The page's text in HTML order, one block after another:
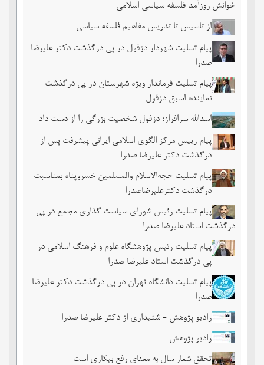
خوانش روزآمد فلسفه سیاسی اسلامی
از تاسیس تا تدریس مفاهیم فلسفه سیاسی
پیام تسلیت شهردار دزفول در پی درگذشت دکتر علیرضا
صدرا
پیام تسلیت فرماندار ویژه شهرستان در پی درگذشت
نماینده اسبق دزفول
اسدالله سرافراز؛ دزفول شخصیت بزرگی را از دست داد
پیام رییس مرکز الگوی اسلامی ایرانی پیشرفت پس از
درگذشت دکتر علیرضا صدرا
پیام تسلیت حجه‌الاسلام والمسلمین خسروپناه بمناسبت
درگذشت دکترعلیرضاصدرا
پیام تسلیت رئیس شورای سیاست گذاری مجمع در پی
درگذشت استاد علیرضا صدرا
پیام تسلیت رئیس پژوهشگاه علوم و فرهنگ اسلامی در
پی درگذشت استاد علیرضا صدرا
پیام تسلیت دانشگاه تهران در پی درگذشت دکتر علیرضا
صدرا
رادیو پژوهش - شنیداری از دکتر علیرضا صدرا
رادیو پژوهش
تحقق شعار سال به معنای رفع بیکاری است